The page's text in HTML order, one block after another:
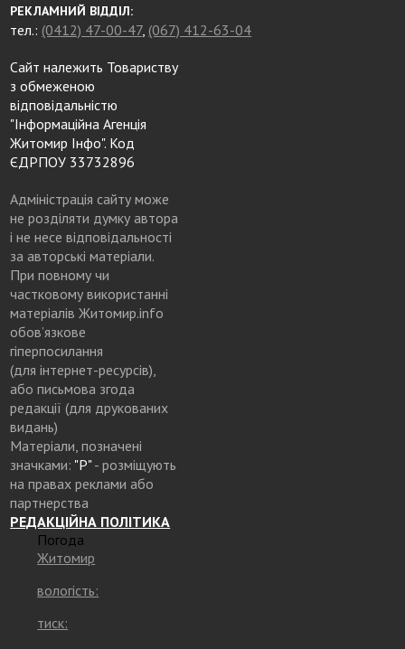
РЕКЛАМНИЙ ВІДДІЛ:
тел.: (0412) 47-00-47, (067) 412-63-04
Сайт належить Товариству
з обмеженою
відповідальністю
"Інформаційна Агенція
Житомир Інфо". Код
ЄДРПОУ 33732896
Адміністрація сайту може
не розділяти думку автора
і не несе відповідальності
за авторські матеріали.
При повному чи
частковому використанні
матеріалів Житомир.info
обов’язкове
гіперпосилання
(для інтернет-ресурсів),
або письмова згода
редакції (для друкованих
видань)
Матеріали, позначені
значками: "Р"- розміщують
на правах реклами або
партнерства
РЕДАКЦІЙНА ПОЛІТИКА
Погода
Житомир
вологість:
тиск: